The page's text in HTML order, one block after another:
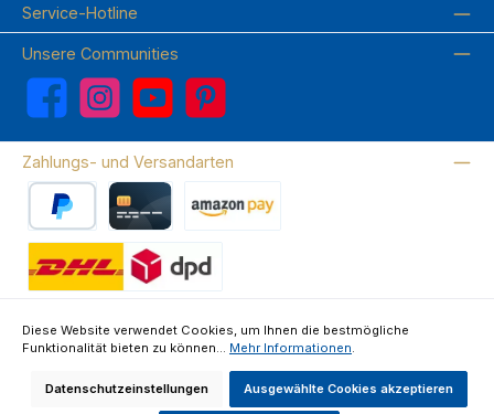
Service-Hotline
Unsere Communities
Facebook Instagram YouTube Pinterest
Zahlungs- und Versandarten
Über uns Kontakte & FAQ Datenschutz Impressum
Alle Preise inkl. gesetzl. Mehrwertsteuer zzgl.Versandkostenund ggf.
Diese Website verwendet Cookies, um Ihnen die bestmögliche
Funktionalität bieten zu können... Mehr Informationen.
Datenschutzeinstellungen Ausgewählte Cookies akzeptieren